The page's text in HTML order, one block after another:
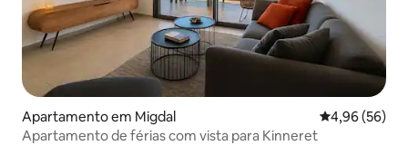
Apartamento em Migdal Classificação
4,96 (56)
Apartamento de férias com vista para Kinneret